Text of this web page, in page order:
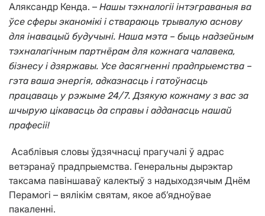
Аляксандр Кенда. – Нашы тэхналогіі інтэграваныя ва
ўсе сферы эканомікі і ствараюць трывалую аснову
для інавацый будучыні. Наша мэта – быць надзейным
тэхналагічным партнёрам для кожнага чалавека,
бізнесу і дзяржавы. Усе дасягненні прадпрыемства –
гэта ваша энергія, адказнасць і гатоўнасць
працаваць у рэжыме 24/7. Дзякую кожнаму з вас за
шчырую цікавасць да справы і адданасць нашай
прафесіі!
Асаблівыя словы ўдзячнасці прагучалі ў адрас
ветэранаў прадпрыемства. Генеральны дырэктар
таксама павіншаваў калектыў з надыходзячым Днём
Перамогі – вялікім святам, якое аб’ядноўвае
пакаленні.